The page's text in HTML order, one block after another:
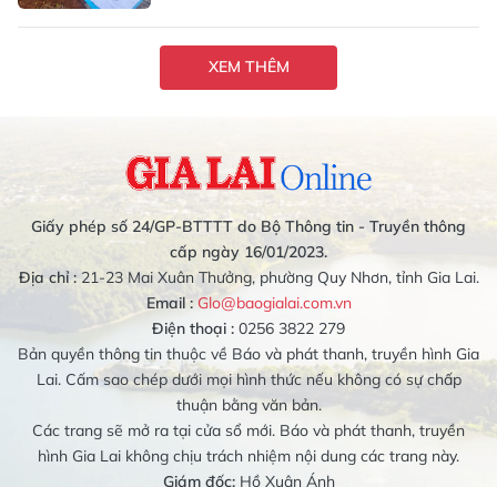
XEM THÊM
Giấy phép số 24/GP-BTTTT do Bộ Thông tin - Truyền thông
cấp ngày 16/01/2023.
Địa chỉ :21-23 Mai Xuân Thưởng, phường Quy Nhơn, tỉnh Gia Lai.
Email : Glo@baogialai.com.vn
Điện thoại : 0256 3822 279
Bản quyền thông tin thuộc về Báo và phát thanh, truyền hình Gia
Lai. Cấm sao chép dưới mọi hình thức nếu không có sự chấp
thuận bằng văn bản.
Các trang sẽ mở ra tại cửa sổ mới. Báo và phát thanh, truyền
hình Gia Lai không chịu trách nhiệm nội dung các trang này.
Giám đốc:Hồ Xuân Ánh